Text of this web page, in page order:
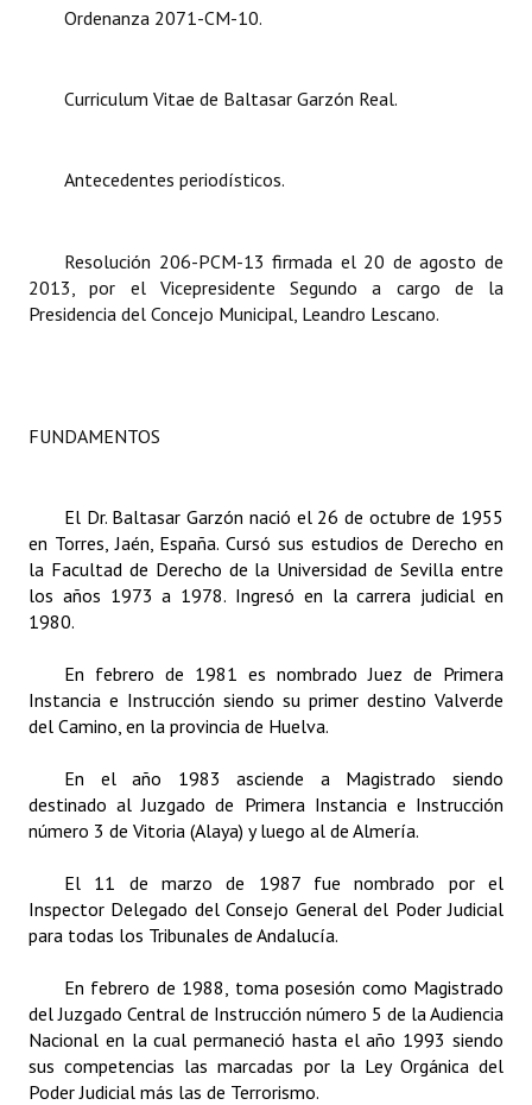
Organigrama
Actas de Sesión
Informes de Unidad Coordinadora
Comunicaciones
Declaraciones
Resoluciones
Resoluciones de Presidencia
INSTITUCIONAL
Antiguos Pobladores
Noticias Destacadas
Datos Históricos
Audiencias Públicas - Registro
Mujeres que Dejaron Huellas - Registro
Ordenanza 2071-CM-10.
Curriculum Vitae de Baltasar Garzón Real.
Antecedentes periodísticos.
Resolución 206-PCM-13 firmada el 20 de agosto de
2013, por el Vicepresidente Segundo a cargo de la
Presidencia del Concejo Municipal, Leandro Lescano.
FUNDAMENTOS
El Dr. Baltasar Garzón nació el 26 de octubre de 1955
en Torres, Jaén,España. Cursó sus estudios de Derecho en
la Facultad de Derecho de la Universidad de Sevilla entre
los años 1973 a 1978. Ingresó en la carrera judicial en
1980.
En febrero de 1981 es nombrado Juez de Primera
Instancia e Instrucción siendo su primer destino Valverde
del Camino, en la provincia de Huelva.
En el año 1983 asciende a Magistrado
siendo
destinado al Juzgado de Primera Instancia e Instrucción
número 3 de Vitoria (Alaya) y luego al de Almería.
El 11 de marzo de 1987 fue nombrado por el
Inspector Delegado del Consejo General del Poder Judicial
para todas los Tribunales de Andalucía.
En febrero de 1988, toma posesión como Magistrado
del Juzgado Central de Instrucción número 5 de la Audiencia
Nacional en la cual permaneció hasta el año 1993 siendo
sus competencias las marcadas por la Ley Orgánica del
Poder Judicial más las de Terrorismo.